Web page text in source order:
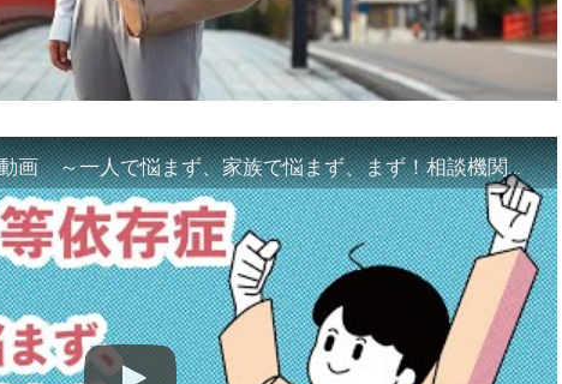
「ギャンブル等依存症対策啓発動画 ～一人で悩まず、家族で悩まず、まず！相談機関へ～」